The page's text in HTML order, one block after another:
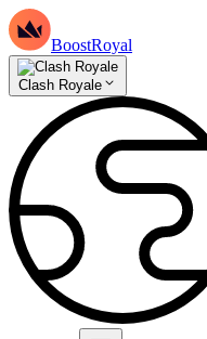
BoostRoyal
Clash Royale